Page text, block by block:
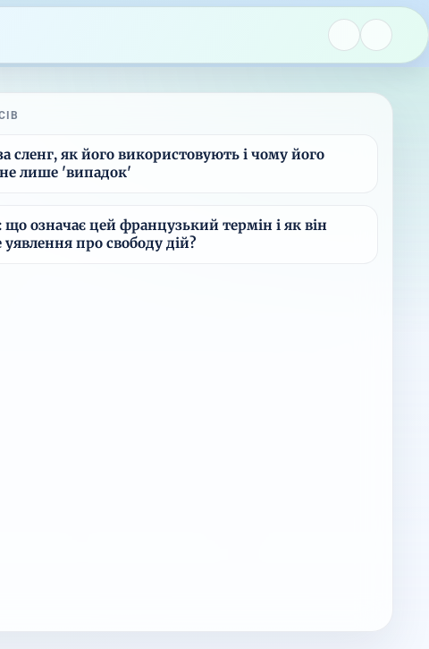
сленг, як його використовують і чому його
лише 'випадок'
означає цей французький термін і як він
про свободу дій?